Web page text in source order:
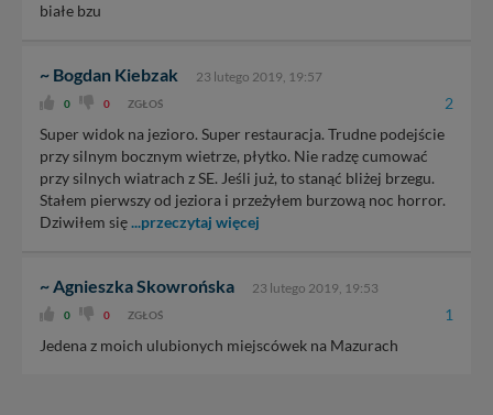
białe bzu
~ Bogdan Kiebzak 23 lutego 2019, 19:57
0 0 ZGŁOŚ 2
Super widok na jezioro. Super restauracja. Trudne podejście
przy silnym bocznym wietrze, płytko. Nie radzę cumować
przy silnych wiatrach z SE. Jeśli już, to stanąć bliżej brzegu.
Stałem pierwszy od jeziora i przeżyłem burzową noc horror.
Dziwiłem się...przeczytaj więcej
~ Agnieszka Skowrońska 23 lutego 2019, 19:53
0 0 ZGŁOŚ 1
Jedena z moich ulubionych miejscówek na Mazurach